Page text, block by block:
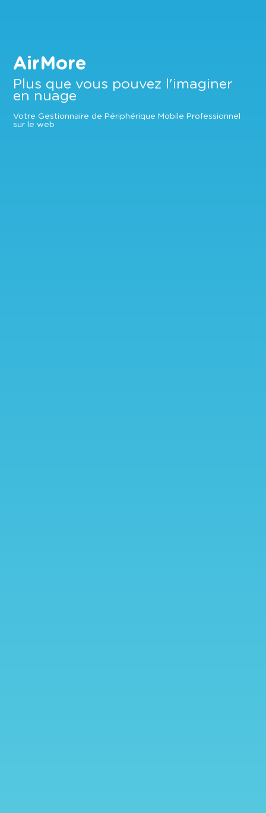
AirMore
Plus que vous pouvez l'imaginer
en nuage
Votre Gestionnaire de Périphérique Mobile Professionnel
sur le web